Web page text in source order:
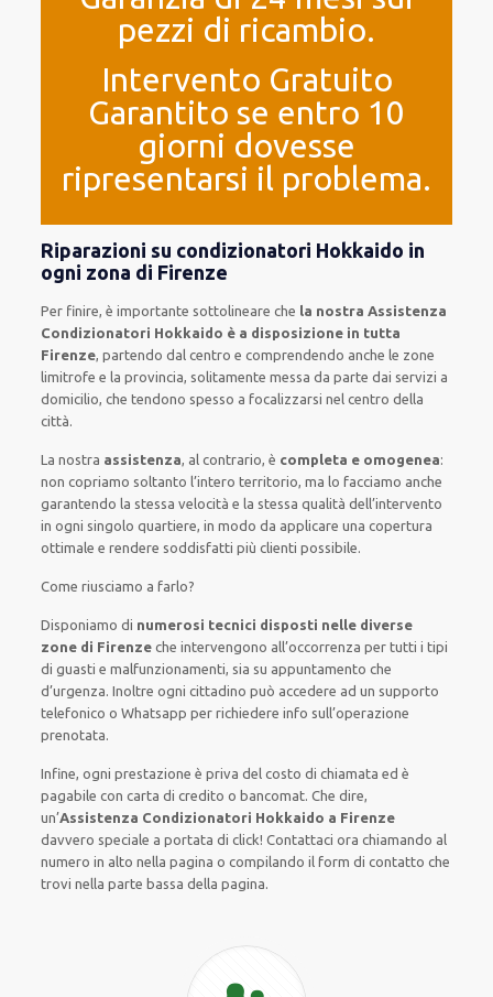
pezzi di ricambio.
Intervento Gratuito
Garantito se entro 10
giorni dovesse
ripresentarsi il problema.
Riparazioni su condizionatori Hokkaido in
ogni zona di Firenze
Per finire, è importante sottolineare che la nostra Assistenza
Condizionatori Hokkaido è a disposizione in tutta
Firenze, partendo dal centro e comprendendo anche le zone
limitrofe e la provincia, solitamente messa da parte dai servizi a
domicilio, che tendono spesso a focalizzarsi nel centro della
città.
La nostra assistenza, al contrario, è completa e omogenea:
non copriamo soltanto l’intero territorio, ma lo facciamo anche
garantendo la stessa velocità e la stessa qualità dell’intervento
in ogni singolo quartiere, in modo da applicare una copertura
ottimale e rendere soddisfatti più clienti possibile.
Come riusciamo a farlo?
Disponiamo di numerosi tecnici disposti nelle diverse
zone di Firenze che intervengono all’occorrenza per tutti i tipi
di guasti e malfunzionamenti, sia su appuntamento che
d’urgenza.Inoltre ogni cittadino può accedere ad un supporto
telefonico o Whatsapp per richiedere info sull’operazione
prenotata.
Infine, ogni prestazione è priva del costo di chiamata ed è
pagabile con carta di credito o bancomat.Che dire,
un’Assistenza Condizionatori Hokkaido a Firenze
davvero speciale a portata di click! Contattaci ora chiamando al
numero in alto nella pagina o compilando il form di contatto che
trovi nella parte bassa della pagina.